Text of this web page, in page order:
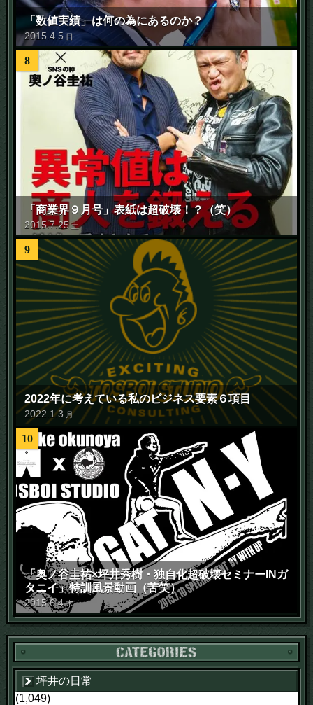
「数値実績」は何の為にあるのか？
2015 .4 .5 日
8
「商業界９月号」表紙は超破壊！？（笑）
2015.7.25 土
9
2022年に考えている私のビジネス要素６項目
2022 1.3 月
10
「奥ノ谷圭祐×坪井秀樹・独自化超破壊セミナーINガ
タニイ」特訓風景動画（苦笑）
2015.6.4 木
坪井の日常
(1,049)